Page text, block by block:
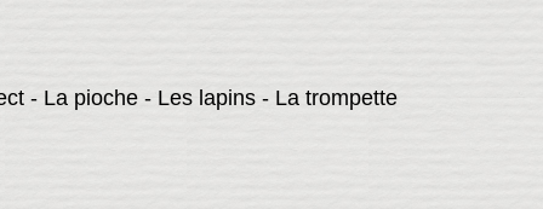
- La pioche - Les lapins - La trompette